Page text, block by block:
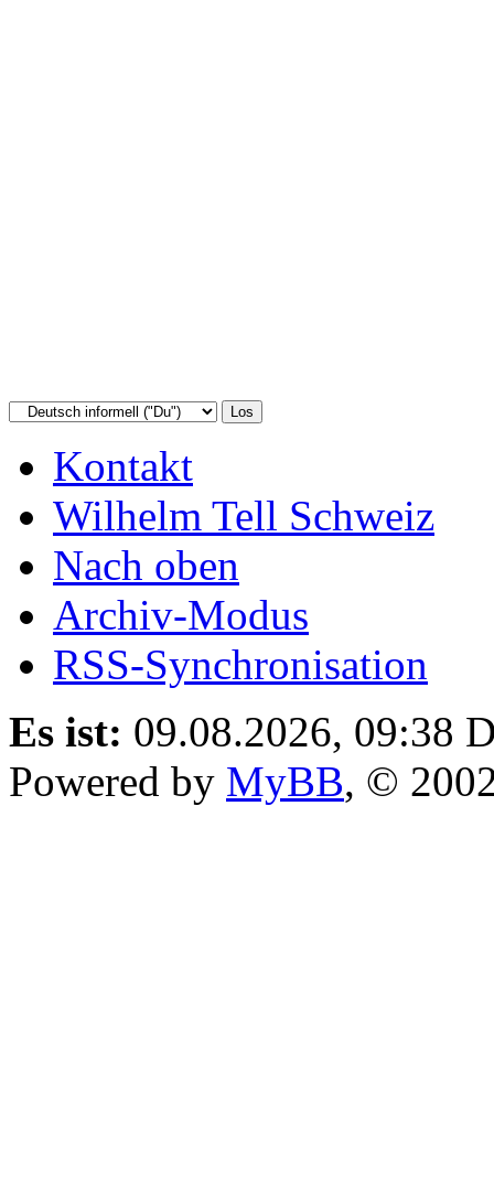
Kontakt
Wilhelm Tell Schweiz
Nach oben
Archiv-Modus
RSS-Synchronisation
Es ist: 09.08.2026, 09:38
Powered by MyBB, ©